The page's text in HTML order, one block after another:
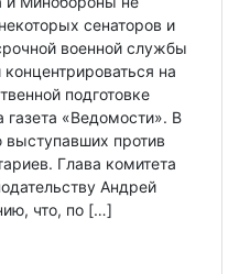
сенаторов и
военной службы
на
подготовке
«Ведомости». В
против
Глава комитета
Андрей
что, по […]